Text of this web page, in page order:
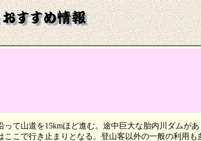
て山道を15kmほど進む。途中巨大な胎内川ダムが
こで行き止まりとなる。登山客以外の一般の利用